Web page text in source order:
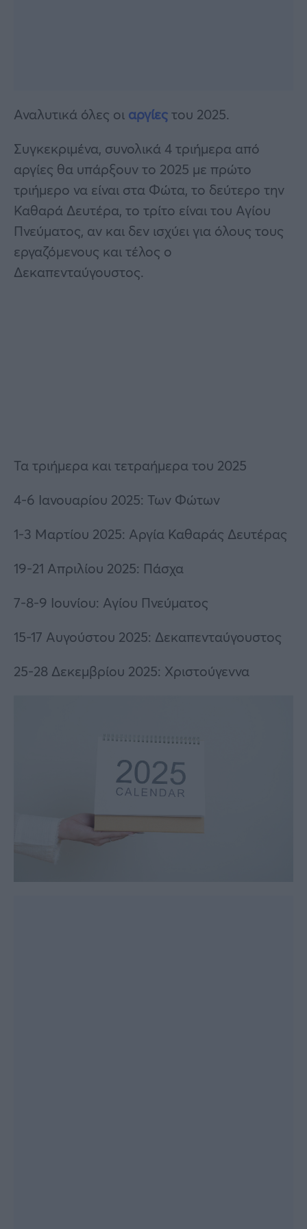
Αναλυτικά όλες οι αργίεςτου 2025.
Συγκεκριμένα, συνολικά 4 τριήμερα από
αργίες θα υπάρξουν το 2025 με πρώτο
τριήμερο να είναι στα Φώτα, το δεύτερο την
Καθαρά Δευτέρα, το τρίτο είναι του Αγίου
Πνεύματος, αν και δεν ισχύει για όλους τους
εργαζόμενους και τέλος ο
Δεκαπενταύγουστος.
Τα τριήμερα και τετραήμερα του 2025
4-6 Ιανουαρίου 2025: Των Φώτων
1-3 Μαρτίου 2025: Αργία Καθαράς Δευτέρας
19-21 Απριλίου 2025: Πάσχα
7-8-9 Ιουνίου: Αγίου Πνεύματος
15-17 Αυγούστου 2025: Δεκαπενταύγουστος
25-28 Δεκεμβρίου 2025: Χριστούγεννα